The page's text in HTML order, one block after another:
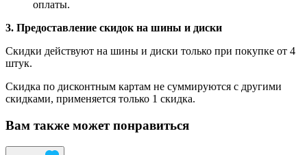
оплаты.
3. Предоставление скидок на шины и диски
Скидки действуют на шины и диски только при покупке от 4
штук.
Скидка по дисконтным картам не суммируются с другими
скидками, применяется только 1 скидка.
Вам также может понравиться